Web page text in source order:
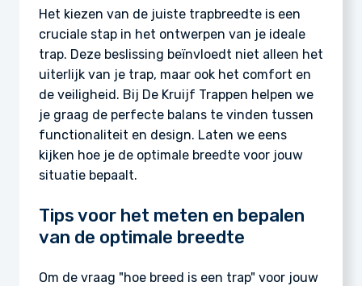
Het kiezen van de juiste trapbreedte is een
cruciale stap in het ontwerpen van je ideale
trap. Deze beslissing beïnvloedt niet alleen het
uiterlijk van je trap, maar ook het comfort en
de veiligheid. Bij De Kruijf Trappen helpen we
je graag de perfecte balans te vinden tussen
functionaliteit en design. Laten we eens
kijken hoe je de optimale breedte voor jouw
situatie bepaalt.
Tips voor het meten en bepalen
van de optimale breedte
Om de vraag "hoe breed is een trap" voor jouw